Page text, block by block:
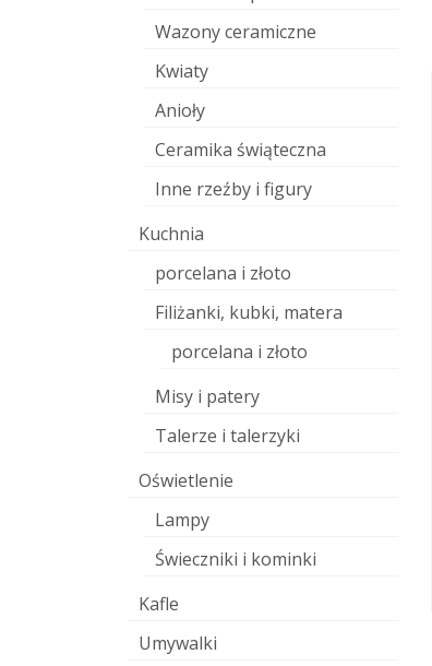
Zestaw naczyń do
serwowania przekąsek. Rajski!
Zestaw mieszka w mieście
ilekroć drżał autobus wiozący
mnie przez śniegi,...
Wazony ceramiczne
Kwiaty
Anioły
Ceramika świąteczna
Inne rzeźby i figury
Kuchnia
porcelana i złoto
Filiżanki, kubki, matera
porcelana i złoto
Misy i patery
Talerze i talerzyki
Oświetlenie
Lampy
Świeczniki i kominki
Kafle
Umywalki